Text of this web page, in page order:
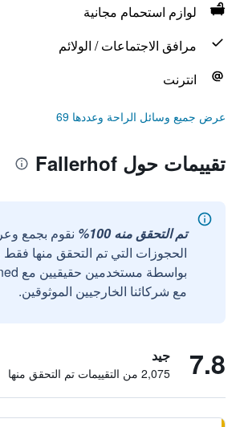
لوازم استحمام مجانية
مرافق الاجتماعات / الولائم
انترنت
عرض جميع وسائل الراحة وعددها 69
تقييمات حول Fallerhof
تم التحقق منه 100%
نقوم بجمع
الحجوزات التي تم التحقق منها فقط
مع شركائنا الخارجيين الموثوقين.
7.8 جيد
2,075 من التقييمات تم التحقق منها